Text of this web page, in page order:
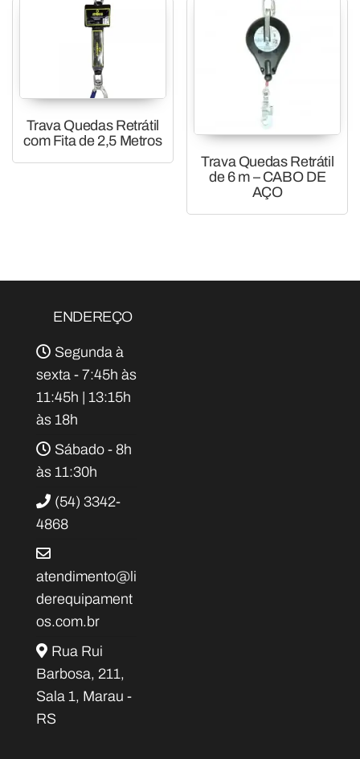
Trava Quedas Retrátil
com Fita de 2,5 Metros
Trava Quedas Retrátil
de 6 m – CABO DE
AÇO
ENDEREÇO
Segunda à
sexta - 7:45h às
11:45h | 13:15h
às 18h
Sábado - 8h
às 11:30h
(54) 3342-
4868
atendimento@li
derequipament
os.com.br
Rua Rui
Barbosa, 211,
Sala 1, Marau -
RS